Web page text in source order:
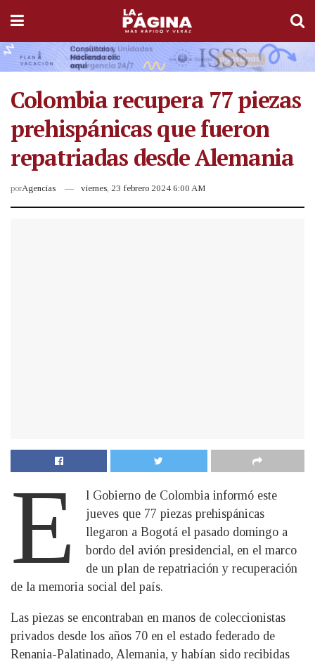
Colombia recupera 77 piezas
prehispánicas que fueron
repatriadas desde Alemania
porAgencias viernes, 23 febrero 2024 6:00 AM
E
l Gobierno de Colombia informó este
jueves que 77 piezas prehispánicas
llegaron a Bogotá el pasado domingo a
bordo del avión presidencial, en el marco
de un plan de repatriación y recuperación
de la memoria social del país.
Las piezas se encontraban en manos de coleccionistas
privados desde los años 70 en el estado federado de
Renania-Palatinado, Alemania, y habían sido recibidas